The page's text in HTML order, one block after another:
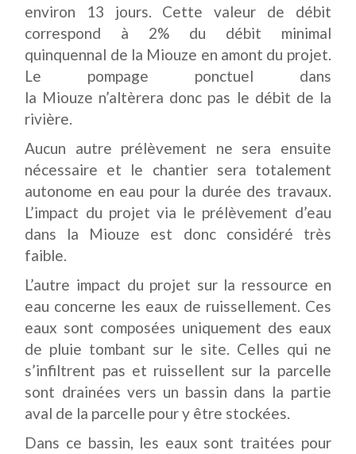
environ 13 jours. Cette valeur de débit
correspond à 2% du débit minimal
quinquennal de la Miouze en amont du projet.
Le pompage ponctuel dans
la Miouze n’altèrera donc pas le débit de la
rivière.
Aucun autre prélèvement ne sera ensuite
nécessaire et le chantier sera totalement
autonome en eau pour la durée des travaux.
L’impact du projet via le prélèvement d’eau
dans la Miouze est donc considéré très
faible.
L’autre impact du projet sur la ressource en
eau concerne les eaux de ruissellement. Ces
eaux sont composées uniquement des eaux
de pluie tombant sur le site. Celles qui ne
s’infiltrent pas et ruissellent sur la parcelle
sont drainées vers un bassin dans la partie
aval de la parcelle pour y être stockées.
Dans ce bassin, les eaux sont traitées pour